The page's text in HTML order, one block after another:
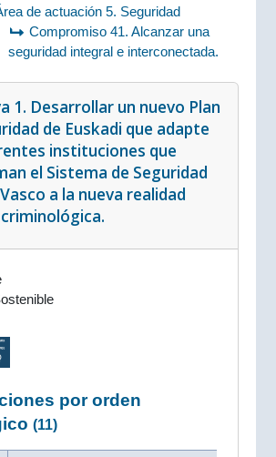
de actuación 5. Seguridad
Compromiso 41. Alcanzar una
seguridad integral e interconectada.
1. Desarrollar un nuevo Plan
de Euskadi que adapte
instituciones que
el Sistema de Seguridad
a la nueva realidad
por orden
(11)